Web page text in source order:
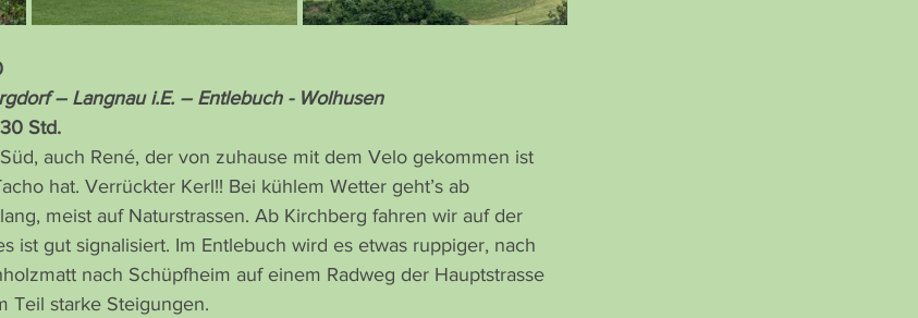
– Langnau i.E. – Entlebuch - Wolhusen
Std.
auch René, der von zuhause mit dem Velo gekommen ist
hat. Verrückter Kerl!! Bei kühlem Wetter geht’s ab
meist auf Naturstrassen. Ab Kirchberg fahren wir auf der
ist gut signalisiert. Im Entlebuch wird es etwas ruppiger, nach
nach Schüpfheim auf einem Radweg der Hauptstrasse
Teil starke Steigungen.